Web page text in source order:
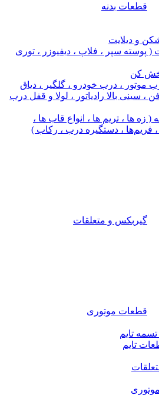
قطعات بدنه
و دیلایت
( پوسته سپر ، فلاپ ، دیفیوزر ، توری
کن
موتور ، درب خودرو ، گلگیر ، دیاق
، سینی بالا رادیاتور ، لولا و قفل درب
( زه ها ، تریم ها ، انواع قاب ها ،
فریم‌ها ، دستگیره درب ، رکاب )
گیربکس و متعلقات
قطعات موتوری
تسمه تایم
تایم